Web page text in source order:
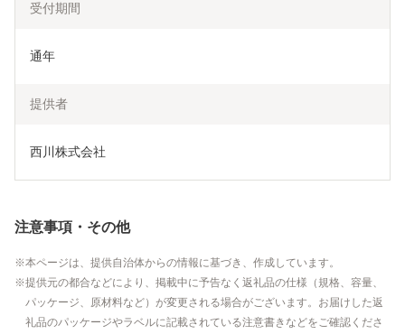
受付期間
通年
提供者
西川株式会社
注意事項・その他
本ページは、提供自治体からの情報に基づき、作成しています。
提供元の都合などにより、掲載中に予告なく返礼品の仕様（規格、容量、
パッケージ、原材料など）が変更される場合がございます。お届けした返
礼品のパッケージやラベルに記載されている注意書きなどをご確認くださ